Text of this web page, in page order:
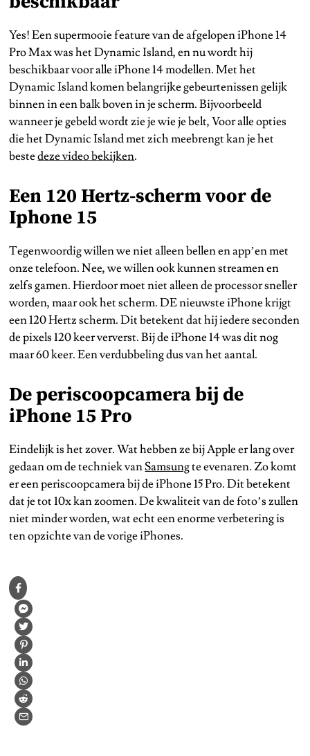
Yes! Een supermooie feature van de afgelopen iPhone 14
Pro Max was het Dynamic Island, en nu wordt hij
beschikbaar voor alle iPhone 14 modellen. Met het
Dynamic Island komen belangrijke gebeurtenissen gelijk
binnen in een balk boven in je scherm. Bijvoorbeeld
wanneer je gebeld wordt zie je wie je belt, Voor alle opties
die het Dynamic Island met zich meebrengt kan je het
bestedeze video bekijken.
Een 120 Hertz-scherm voor de
Iphone 15
Tegenwoordig willen we niet alleen bellen en app’en met
onze telefoon. Nee, we willen ook kunnen streamen en
zelfs gamen. Hierdoor moet niet alleen de processor sneller
worden, maar ook het scherm. DE nieuwste iPhone krijgt
een 120 Hertz scherm. Dit betekent dat hij iedere seconden
de pixels 120 keer ververst. Bij de iPhone 14 was dit nog
maar 60 keer. Een verdubbeling dus van het aantal.
De periscoopcamera bij de
iPhone 15 Pro
Eindelijk is het zover. Wat hebben ze bij Apple er lang over
gedaan om de techniek vanSamsungte evenaren. Zo komt
er een periscoopcamera bij de iPhone 15 Pro. Dit betekent
dat je tot 10x kan zoomen. De kwaliteit van de foto’s zullen
niet minder worden, wat echt een enorme verbetering is
ten opzichte van de vorige iPhones.